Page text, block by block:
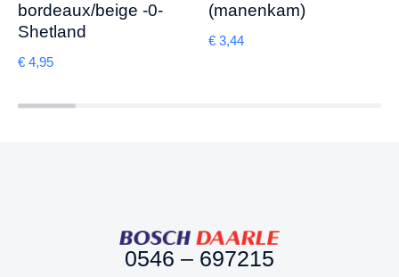
bordeaux/beige -0-
Shetland
€ 4,95
(manenkam)
€ 3,44
0546 – 697215